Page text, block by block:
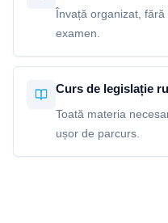
Învață organizat,
examen.
Curs de legislație
Toată materia
ușor de parcurs.